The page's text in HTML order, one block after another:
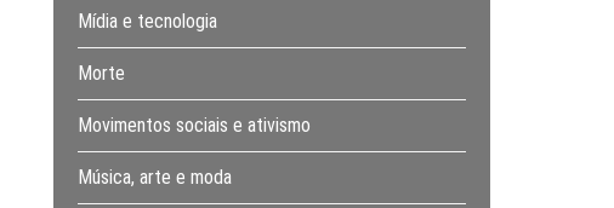
Mídia e tecnologia
Morte
Movimentos sociais e ativismo
Música, arte e moda